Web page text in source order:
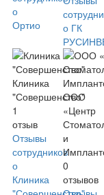
о
Ортио
о ГК
Клиника
"Совершенство"
1
отзыв
Отзывы
сотрудников
о
Клиника
ООО
«Центр
и
0
отзывов